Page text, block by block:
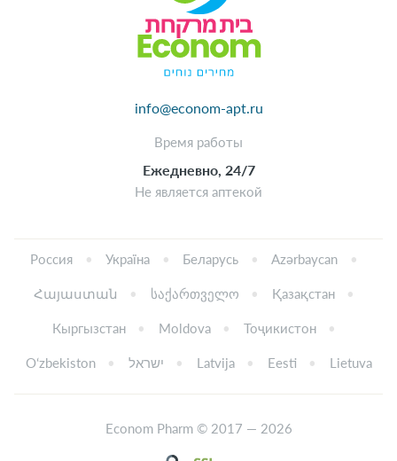
info@econom-apt.ru
Время работы
Ежедневно, 24/7
Не является аптекой
Россия Україна Беларусь Azərbaycan
Հայաստան საქართველო Қазақстан
Кыргызстан Moldova Тоҷикистон
Oʻzbekiston ישראל Latvija Eesti Lietuva
Econom Pharm © 2017 — 2026